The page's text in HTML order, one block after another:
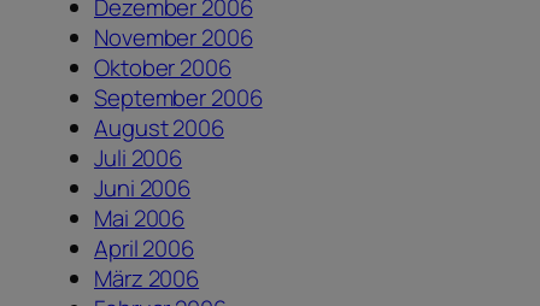
Dezember 2006
November 2006
Oktober 2006
September 2006
August 2006
Juli 2006
Juni 2006
Mai 2006
April 2006
März 2006